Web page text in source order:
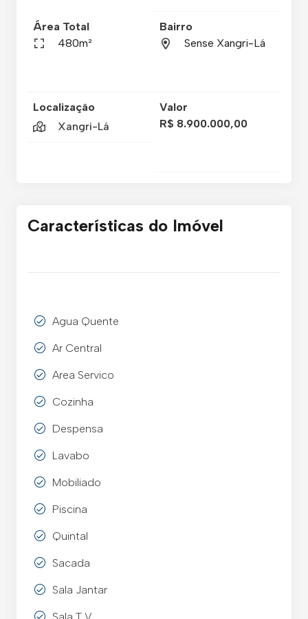
Área Total
480m²
Bairro
Sense Xangri-Lá
Localização
Xangri-Lá
Valor
R$ 8.900.000,00
Características do Imóvel
Agua Quente
Ar Central
Area Servico
Cozinha
Despensa
Lavabo
Mobiliado
Piscina
Quintal
Sacada
Sala Jantar